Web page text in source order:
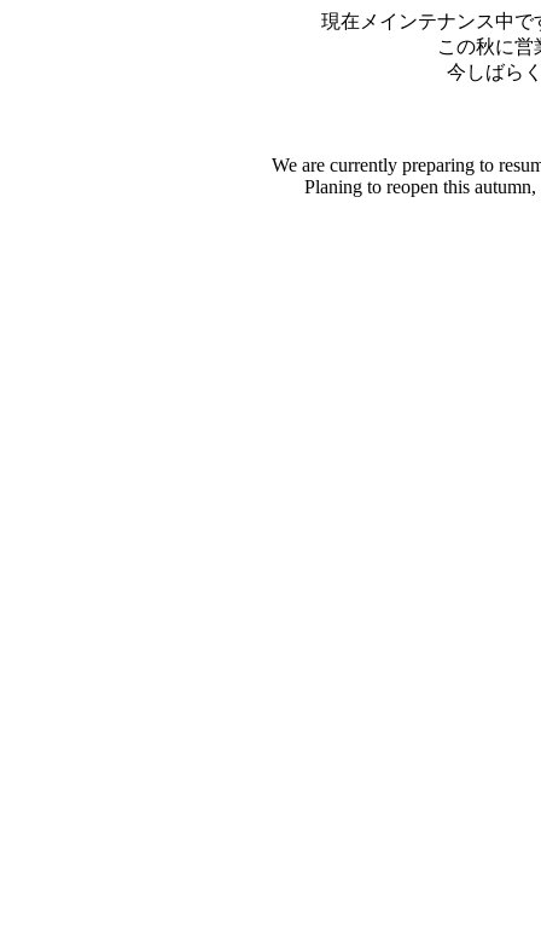
現在メインテナンス中
この秋に営
今しばら
We are currently preparing to
Planing to reopen this